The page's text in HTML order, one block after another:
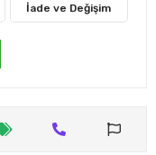
İade ve Değişim